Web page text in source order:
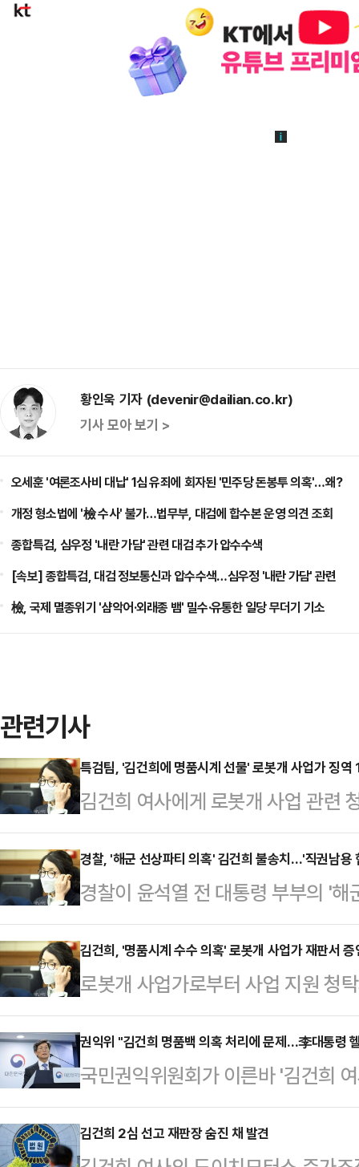
황인욱 기자 (devenir@dailian.co.kr)
기사 모아 보기 >
오세훈 '여론조사비 대납' 1심 유죄에 회자된 '민주당 돈봉투 의혹'…왜?
개정 형소법에 '檢 수사' 불가…법무부, 대검에 합수본 운영 의견 조회
종합특검, 심우정 '내란 가담' 관련 대검 추가 압수수색
[속보] 종합특검, 대검 정보통신과 압수수색…심우정 '내란 가담' 관련
檢, 국제 멸종위기 '샴악어·외래종 뱀' 밀수·유통한 일당 무더기 기소
관련기사
특검팀, '김건희에 명품시계 선물' 로봇개 사업가 징역
김건희 여사에게 로봇개 사업 관련
제공한 혐의로 기소된 사업가 서성
개월을 구형했다.13일 법조계에 따
사합의21부(조순표 부장판사) 심리
건 결심공판에서 징역 1년6개월을
2022년 9월 김 여사에게 사업 관
손목시계를 제공한 혐의로 지난해
관매직' 의혹 관련 사…
경찰, '해군 선상파티 의혹' 김건희 불송치…'직권남용
경찰이 윤석열 전 대통령 부부의 '
를 불송치하기로 결정했다. 그러나
대통령경호처 차장과 김용현 전 국
찰에 송치했다.11일 경찰 등에 따
건희는 증거 불충분으로 불송치 종
를 주도한 혐의를 받는 당시 대통령
전 차장의 경우 각각 대통령경호법
적용돼 서울중앙지방검찰…
김건희, '명품시계 수수 의혹' 로봇개 사업가 재판서 증
로봇개 사업가로부터 사업 지원 청
시계를 수수한 혐의를 받는 김건희
김 여사는 지난 달 진행된 속행 공
다.8일 법조계에 따르면 김 여사는
부장판사) 심리로 열린 로봇개 사업
건 속행 공판에 증인으로 출석했다.
권익위 "김건희 명품백 의혹 처리에 문제…李대통령
국민권익위원회가 이른바 '김건희
음'으로 종결한 기존 처리 과정에
관에 넘기기로 했다. 또 이재명 대
김건희 2심 선고 재판장 숨진 채 발견